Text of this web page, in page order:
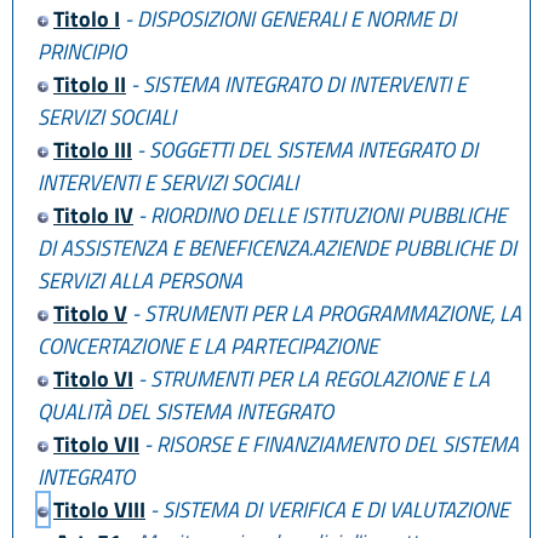
L.R. 20 dicembre 2013 n. 28
L.R. 15 luglio 2016 n. 11
L.R. 19 dicembre 2016, n. 24
Titolo I - DISPOSIZIONI GENERALI E NORME DI
PRINCIPIO
Titolo II - SISTEMA INTEGRATO DI INTERVENTI E
SERVIZI SOCIALI
Titolo III - SOGGETTI DEL SISTEMA INTEGRATO DI
INTERVENTI E SERVIZI SOCIALI
Titolo IV- RIORDINO DELLE ISTITUZIONI PUBBLICHE
DI ASSISTENZA E BENEFICENZA.AZIENDE PUBBLICHE DI
SERVIZI ALLA PERSONA
Titolo V- STRUMENTI PER LA PROGRAMMAZIONE, LA
CONCERTAZIONE E LA PARTECIPAZIONE
Titolo VI - STRUMENTI PER LA REGOLAZIONE E LA
QUALITÀ DEL SISTEMA INTEGRATO
Titolo VII - RISORSE E FINANZIAMENTO DEL SISTEMA
INTEGRATO
Titolo VIII - SISTEMA DI VERIFICA E DI VALUTAZIONE